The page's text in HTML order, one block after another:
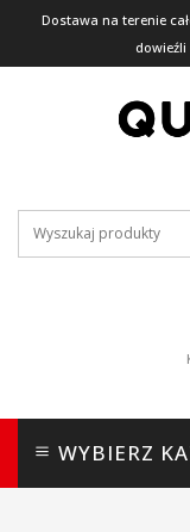
Dostawa na terenie
WYBIERZ